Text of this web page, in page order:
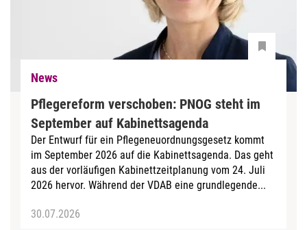
News
Pflegereform verschoben: PNOG steht im
September auf Kabinettsagenda
Der Entwurf für ein Pflegeneuordnungsgesetz kommt
im September 2026 auf die Kabinettsagenda. Das geht
aus der vorläufigen Kabinettzeitplanung vom 24. Juli
2026 hervor. Während der VDAB eine grundlegende...
30.07.2026